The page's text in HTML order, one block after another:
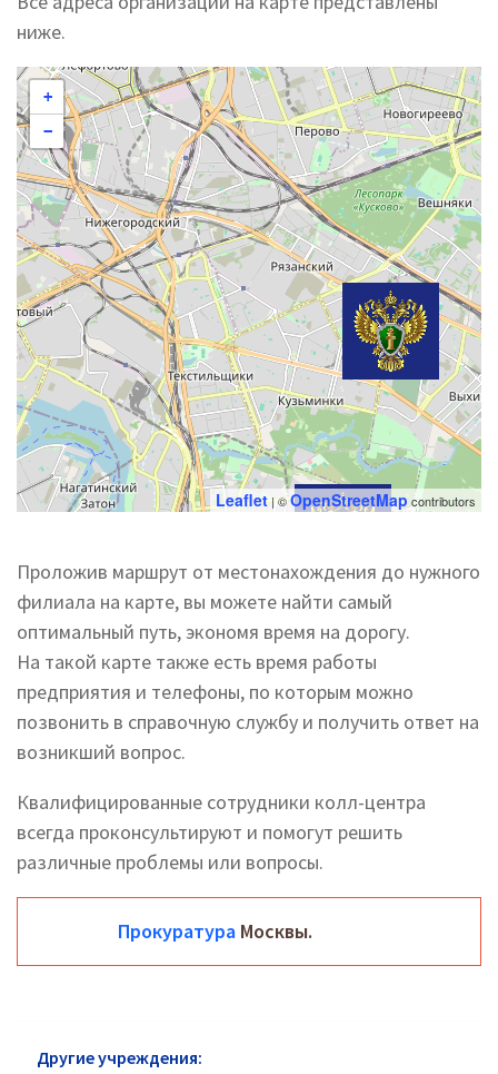
ниже.
+
−
Leaflet| ©OpenStreetMap contributors
Проложив маршрут от местонахождения до нужного
филиала на карте, вы можете найти самый
оптимальный путь, экономя время на дорогу.
На такой карте также есть время работы
предприятия и телефоны, по которым можно
позвонить в справочную службу и получить ответ на
возникший вопрос.
Квалифицированные сотрудники колл-центра
всегда проконсультируют и помогут решить
различные проблемы или вопросы.
Прокуратура Москвы.
Другие учреждения: